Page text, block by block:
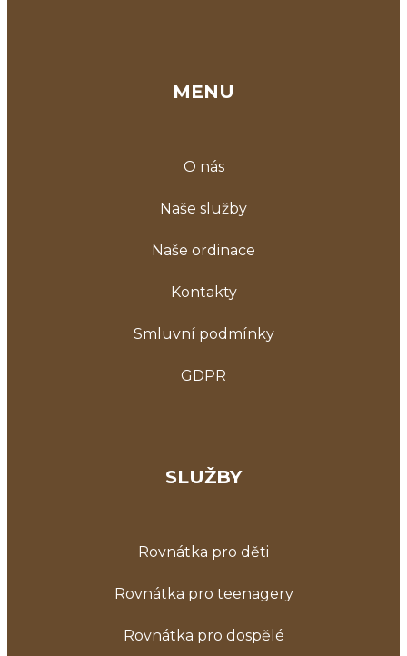
MENU
O nás
Naše služby
Naše ordinace
Kontakty
Smluvní podmínky
GDPR
SLUŽBY
Rovnátka pro děti
Rovnátka pro teenagery
Rovnátka pro dospělé